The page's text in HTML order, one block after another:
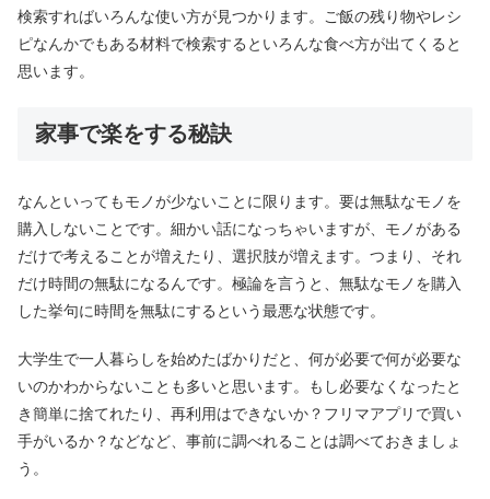
検索すればいろんな使い方が見つかります。ご飯の残り物やレシ
ピなんかでもある材料で検索するといろんな食べ方が出てくると
思います。
家事で楽をする秘訣
なんといってもモノが少ないことに限ります。要は無駄なモノを
購入しないことです。細かい話になっちゃいますが、モノがある
だけで考えることが増えたり、選択肢が増えます。つまり、それ
だけ時間の無駄になるんです。極論を言うと、無駄なモノを購入
した挙句に時間を無駄にするという最悪な状態です。
大学生で一人暮らしを始めたばかりだと、何が必要で何が必要な
いのかわからないことも多いと思います。もし必要なくなったと
き簡単に捨てれたり、再利用はできないか？フリマアプリで買い
手がいるか？などなど、事前に調べれることは調べておきましょ
う。